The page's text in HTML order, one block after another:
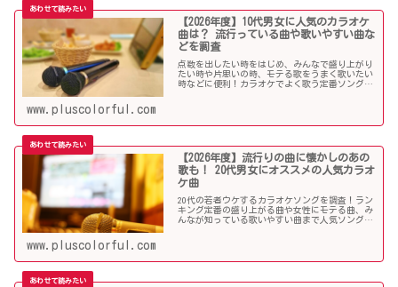
【2026年度】10代男女に人気のカラオケ
曲は？ 流行っている曲や歌いやすい曲な
どを調査
点数を出したい時をはじめ、みんなで盛り上がり
たい時や片思いの時、モテる歌をうまく歌いたい
時などに便利！カラオケでよく歌う定番ソングか
www.pluscolorful.com
【2026年度】流行りの曲に懐かしのあの
歌も！ 20代男女にオススメの人気カラオ
ケ曲
20代の若者ウケするカラオケソングを調査！ラン
キング定番の盛り上がる曲や女性にモテる曲、み
んなが知っている歌いやすい曲まで人気ソングが
www.pluscolorful.com